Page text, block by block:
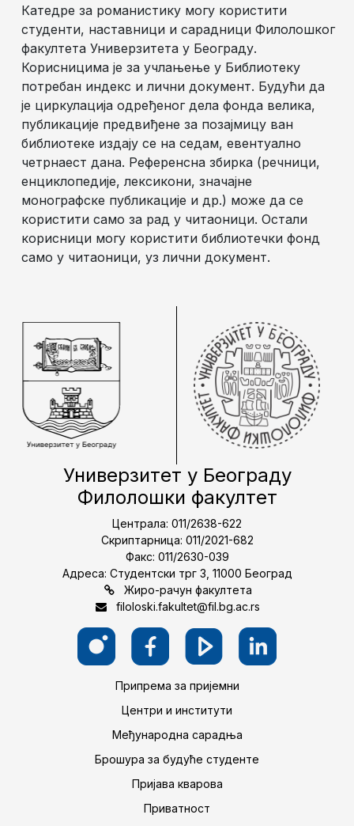
Катедре за романистику могу користити
студенти, наставници и сарадници Филолошког
факултета Универзитета у Београду.
Корисницима је за учлањење у Библиотеку
потребан индекс и лични документ. Будући да
је циркулација одређеног дела фонда велика,
публикације предвиђене за позајмицу ван
библиотеке издају се на седам, евентуално
четрнаест дана. Референсна збирка (речници,
енциклопедије, лексикони, значајне
монографске публикације и др.) може да се
користити само за рад у читаоници. Остали
корисници могу користити библиотечки фонд
само у читаоници, уз лични документ.
Универзитет у Београду
Филолошки факултет
Централа: 011/2638-622
Скриптарница: 011/2021-682
Факс: 011/2630-039
Адреса: Студентски трг 3, 11000 Београд
Жиро-рачун факултета
filoloski.fakultet@fil.bg.ac.rs
Припрема за пријемни
Центри и институти
Међународна сарадња
Брошура за будуће студенте
Пријава кварова
Приватност